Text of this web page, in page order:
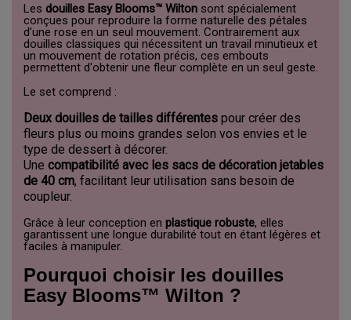
Les douilles Easy Blooms™ Wilton sont spécialement
conçues pour reproduire la forme naturelle des pétales
d’une rose en un seul mouvement. Contrairement aux
douilles classiques qui nécessitent un travail minutieux et
un mouvement de rotation précis, ces embouts
permettent d'obtenir une fleur complète en un seul geste.
Le set comprend :
Deux douilles de tailles différentes pour créer des
fleurs plus ou moins grandes selon vos envies et le
type de dessert à décorer.
Une compatibilité avec les sacs de décoration jetables
de 40 cm, facilitant leur utilisation sans besoin de
coupleur.
Grâce à leur conception en plastique robuste, elles
garantissent une longue durabilité tout en étant légères et
faciles à manipuler.
Pourquoi choisir les douilles
Easy Blooms™ Wilton ?